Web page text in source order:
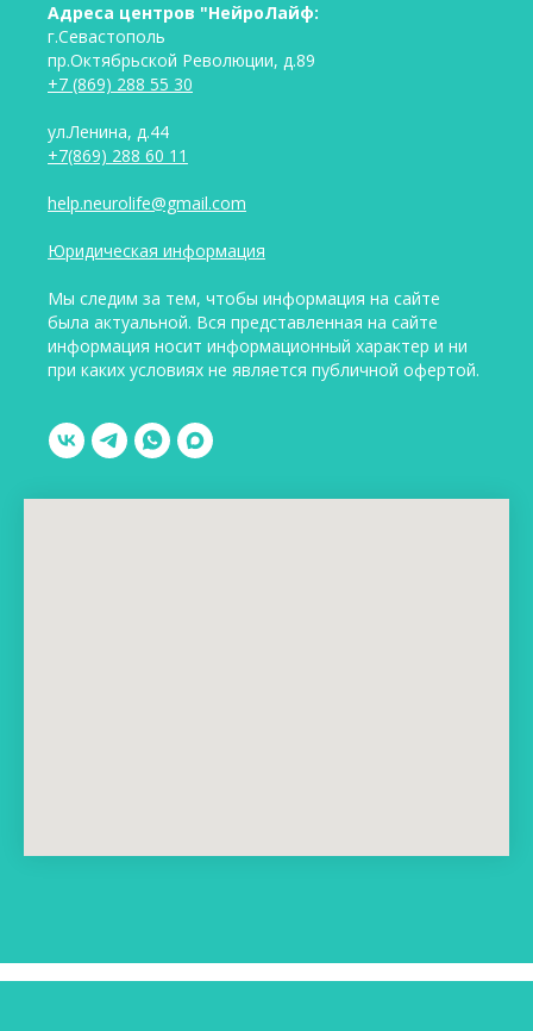
Адреса центров "НейроЛайф:
г.Севастополь
пр.Октябрьской Революции, д.89
+7 (869) 288 55 30
ул.Ленина, д.44
+7(869) 288 60 11
help.neurolife@gmail.com
Юридическая информация
Мы следим за тем, чтобы информация на сайте
была актуальной. Вся представленная на сайте
информация носит информационный характер и ни
при каких условиях не является публичной офертой.